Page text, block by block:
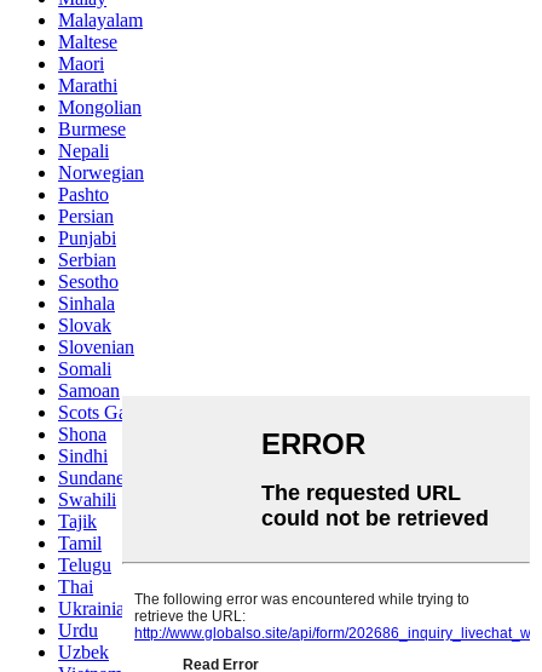
Malayalam
Maltese
Maori
Marathi
Mongolian
Burmese
Nepali
Norwegian
Pashto
Persian
Punjabi
Serbian
Sesotho
Sinhala
Slovak
Slovenian
Somali
Samoan
Scots Gaelic
Shona
Sindhi
Sundanese
Swahili
Tajik
Tamil
Telugu
Thai
Ukrainian
Urdu
Uzbek